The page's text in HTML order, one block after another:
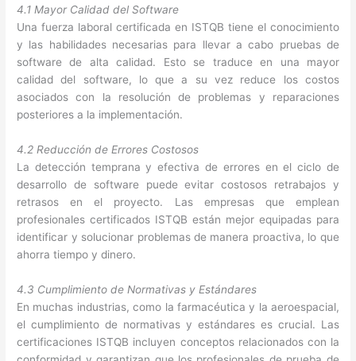
4.1 Mayor Calidad del Software
Una fuerza laboral certificada en ISTQB tiene el conocimiento
y las habilidades necesarias para llevar a cabo pruebas de
software de alta calidad. Esto se traduce en una mayor
calidad del software, lo que a su vez reduce los costos
asociados con la resolución de problemas y reparaciones
posteriores a la implementación.
4.2 Reducción de Errores Costosos
La detección temprana y efectiva de errores en el ciclo de
desarrollo de software puede evitar costosos retrabajos y
retrasos en el proyecto. Las empresas que emplean
profesionales certificados ISTQB están mejor equipadas para
identificar y solucionar problemas de manera proactiva, lo que
ahorra tiempo y dinero.
4.3 Cumplimiento de Normativas y Estándares
En muchas industrias, como la farmacéutica y la aeroespacial,
el cumplimiento de normativas y estándares es crucial. Las
certificaciones ISTQB incluyen conceptos relacionados con la